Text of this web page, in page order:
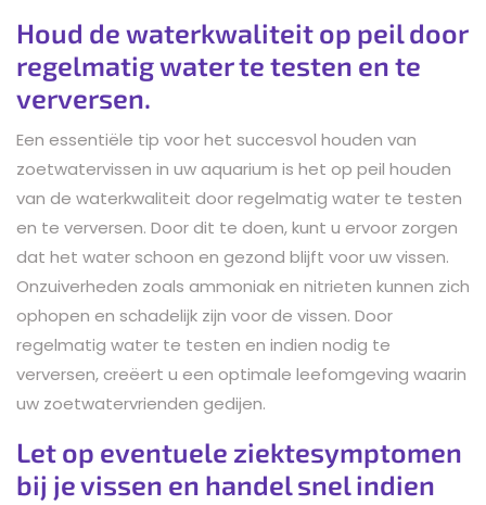
Houd de waterkwaliteit op peil door
regelmatig water te testen en te
verversen.
Een essentiële tip voor het succesvol houden van
zoetwatervissen in uw aquarium is het op peil houden
van de waterkwaliteit door regelmatig water te testen
en te verversen. Door dit te doen, kunt u ervoor zorgen
dat het water schoon en gezond blijft voor uw vissen.
Onzuiverheden zoals ammoniak en nitrieten kunnen zich
ophopen en schadelijk zijn voor de vissen. Door
regelmatig water te testen en indien nodig te
verversen, creëert u een optimale leefomgeving waarin
uw zoetwatervrienden gedijen.
Let op eventuele ziektesymptomen
bij je vissen en handel snel indien